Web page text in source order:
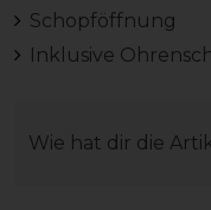
Schopföffnung
Inklusive
Wie hat dir die